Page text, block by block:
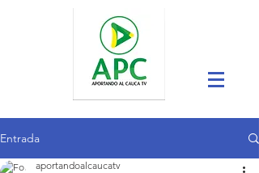
Entrada
aportandoalcaucatv